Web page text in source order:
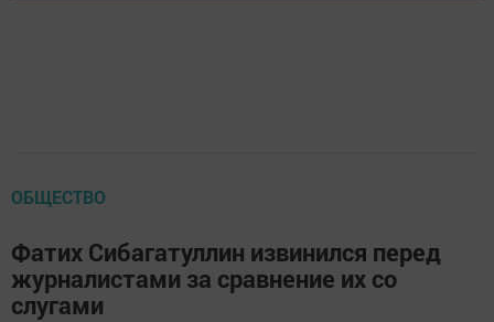
ОБЩЕСТВО
Фатих Сибагатуллин извинился перед
журналистами за сравнение их со
слугами